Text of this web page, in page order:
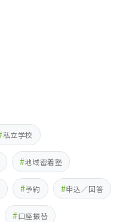
私立学校
地域密着塾
予約 申込／回答
口座振替